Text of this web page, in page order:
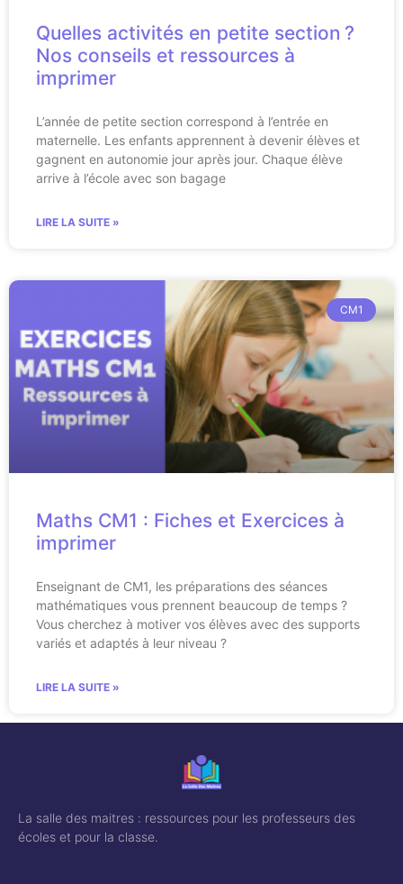
Quelles activités en petite section ?
Nos conseils et ressources à
imprimer
L’année de petite section correspond à l’entrée en
maternelle. Les enfants apprennent à devenir élèves et
gagnent en autonomie jour après jour. Chaque élève
arrive à l’école avec son bagage
LIRE LA SUITE »
CM1
Maths CM1 : Fiches et Exercices à
imprimer
Enseignant de CM1, les préparations des séances
mathématiques vous prennent beaucoup de temps ?
Vous cherchez à motiver vos élèves avec des supports
variés et adaptés à leur niveau ?
LIRE LA SUITE »
La salle des maitres : ressources pour les professeurs des
écoles et pour la classe.